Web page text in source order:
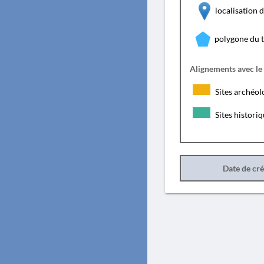
localisation
polygone du
Alignements avec
Sites
Sites
Date de